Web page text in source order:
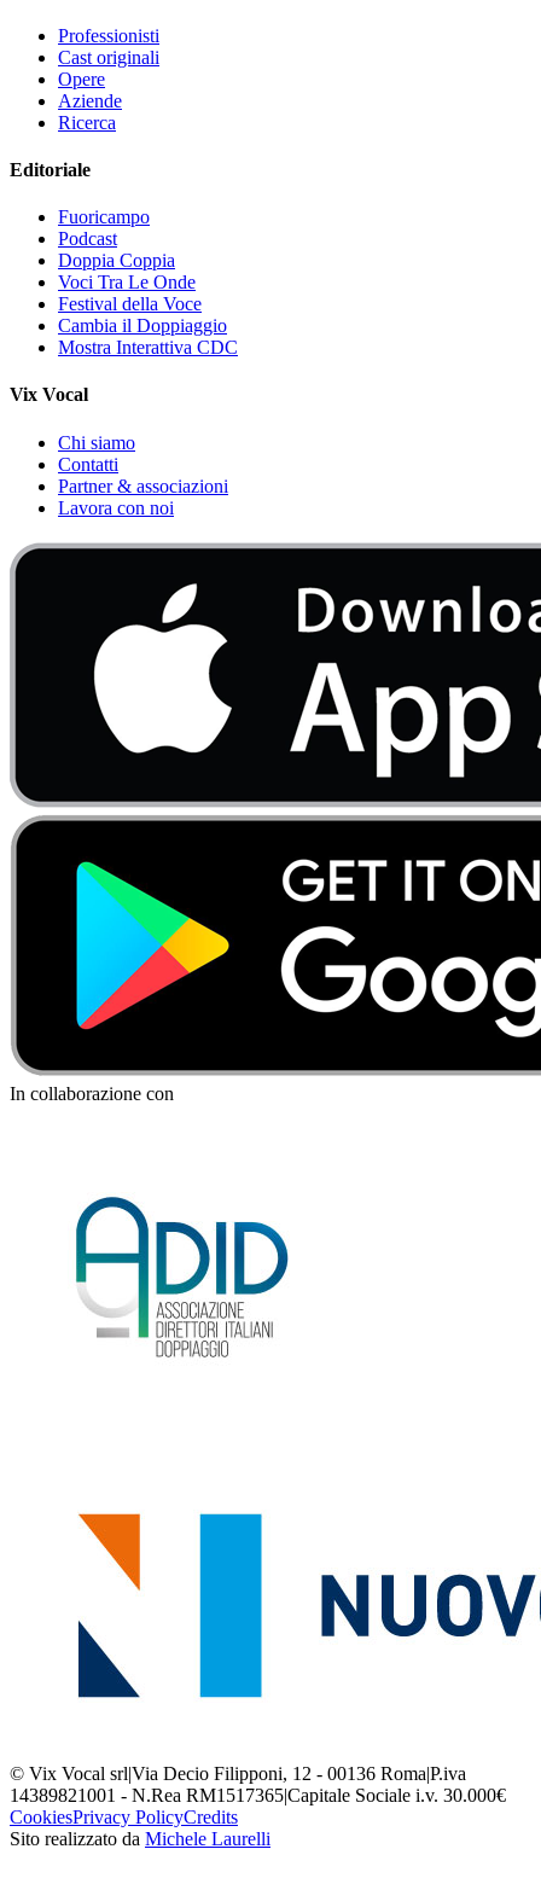
Professionisti
Cast originali
Opere
Aziende
Ricerca
Editoriale
Fuoricampo
Podcast
Doppia Coppia
Voci Tra Le Onde
Festival della Voce
Cambia il Doppiaggio
Mostra Interattiva CDC
Vix Vocal
Chi siamo
Contatti
Partner & associazioni
Lavora con noi
In collaborazione con
© Vix Vocal srl|Via Decio Filipponi, 12 - 00136 Roma|P.iva
14389821001 - N.Rea RM1517365|Capitale Sociale i.v. 30.000€
CookiesPrivacy PolicyCredits
Sito realizzato da Michele Laurelli